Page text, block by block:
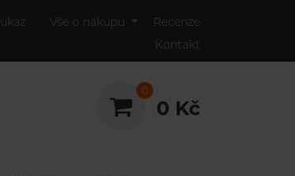
Vše o nákupu
Recenze
Kontakt
0
0 Kč